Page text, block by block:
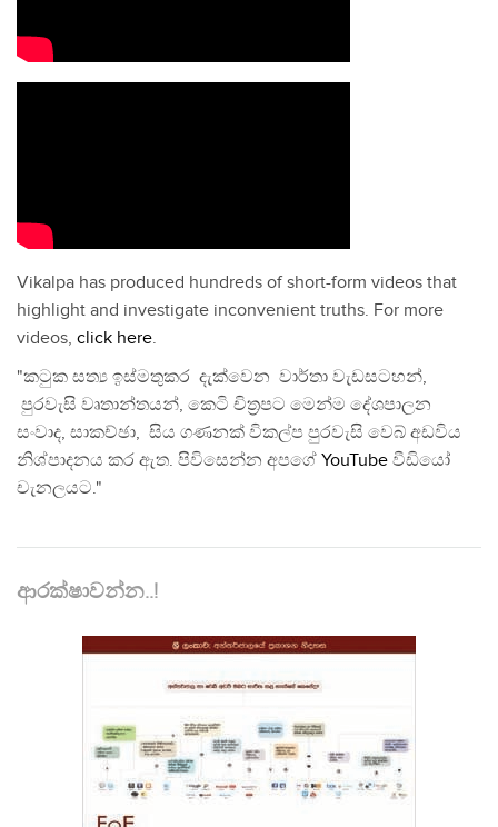
Vikalpa has produced hundreds of short-form videos that
highlight and investigate inconvenient truths. For more
videos, click here.
"කටුක සත්‍ය ඉස්මතුකර දැක්වෙන වාර්තා වැඩසටහන්,
පුරවැසි වෘතාන්තයන්, කෙටි චිත්‍රපට මෙන්ම දේශපාලන
සංවාද, සාකච්ඡා, සිය ගණනක් විකල්ප පුරවැසි වෙබ් අඩවිය
නිශ්පාදනය කර ඇත. පිවිසෙන්න අපගේ YouTube වීඩියෝ
චැනලයට."
ආරක්ෂාවන්න..!